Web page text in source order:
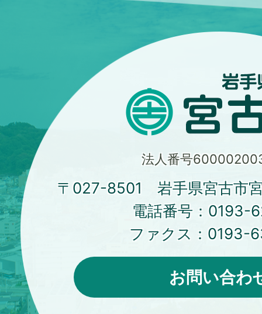
法人番号
〒027-8501 岩手県宮古市
電話番号： 0193-
ファクス： 0193-
お問い合わ